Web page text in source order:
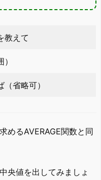
教えて
省略可）
めるAVERAGE関数と同
央値を出してみましょ